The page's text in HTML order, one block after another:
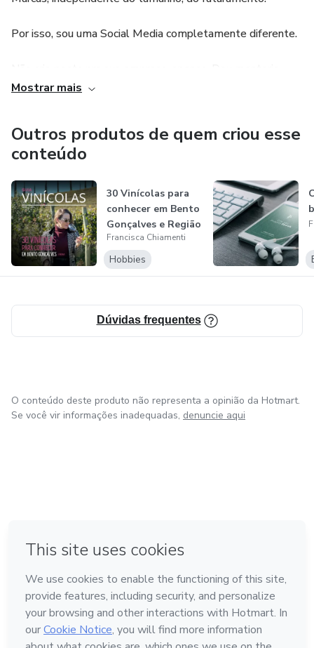
Por isso, sou uma Social Media completamente diferente.
consultoria, ensino, passo conhecimento e te incentivo a
Mostrar mais
Outros produtos de quem criou esse
conteúdo
30 Vinícolas para
conhecer em Bento
Gonçalves e Região
Francisca Chiamenti
Hobbies
Dúvidas frequentes
O conteúdo deste produto não representa a opinião da Hotmart.
Se você vir informações inadequadas, denuncie aqui
Feito com ❤ em Bogotá
Conheça a Hotmart